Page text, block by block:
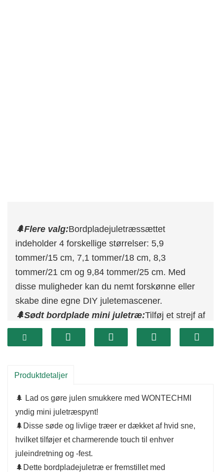
🌲Flere valg:Bordpladejuletræssættet
indeholder 4 forskellige størrelser: 5,9
tommer/15 cm, 7,1 tommer/18 cm, 8,3
tommer/21 cm og 9,84 tommer/25 cm. Med
disse muligheder kan du nemt forskønne eller
skabe dine egne DIY juletemascener.
🌲Sødt bordplade mini juletræ:Tilføj et strejf af
julehygge med dette yndige minijuletræ.
🌲Høj kvalitet og robust:
Dette
og træmaterialer og tilbyder en behagelig
🌲Alsidig julepynt:Dette minitræ passer
problemfrit ind i enhver julestemning eller
udendørs vinterscene.
🌲Tankevækkende julegave:Overrask dine
kære med disse dejlige mini juletræspynt.
Produktdetaljer
🌲 Lad os gøre julen smukkere med WONTECHMI
yndig mini juletræspynt!
🌲Disse søde og livlige træer er dækket af hvid sne,
hvilket tilføjer et charmerende touch til enhver
juleindretning og -fest.
🌲Dette bordpladejuletræ er fremstillet med